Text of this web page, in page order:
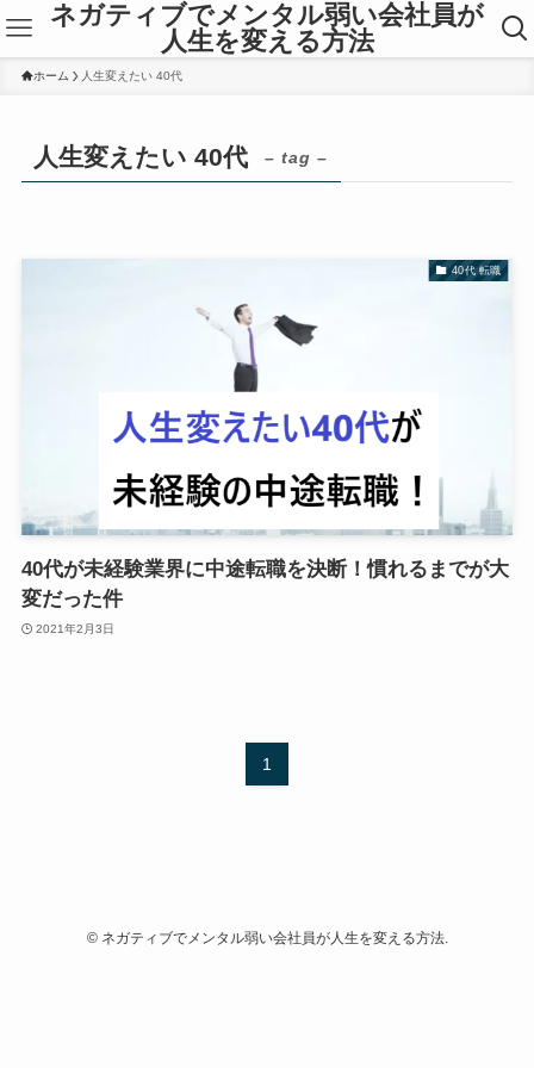
ネガティブでメンタル弱い会社員が
人生を変える方法
ホーム 人生変えたい 40代
人生変えたい 40代 – tag –
40代 転職
40代が未経験業界に中途転職を決断！慣れるまでが大
変だった件
2021年2月3日
1
©ネガティブでメンタル弱い会社員が人生を変える方法.